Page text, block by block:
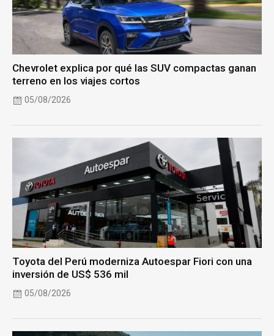
Chevrolet explica por qué las SUV compactas ganan
terreno en los viajes cortos
05/08/2026
Toyota del Perú moderniza Autoespar Fiori con una
inversión de US$ 536 mil
05/08/2026